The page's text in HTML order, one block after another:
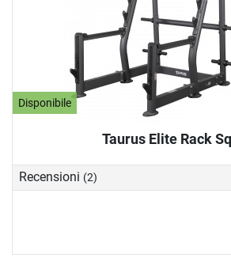
Disponibile
Taurus Elite Rack
Recensioni (2)